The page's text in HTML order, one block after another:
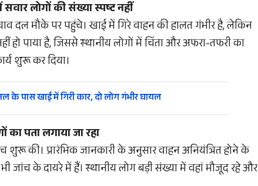
लोगों की संख्या स्पष्ट नहीं
दल मौके पर पहुंचे। खाई में गिरे वाहन की हालत गंभीर है, लेकिन
हो पाया है, जिससे स्थानीय लोगों में चिंता और अफरा-तफरी का
शुरू कर दिया।
पास खाई में गिरी कार, दो लोग गंभीर घायल
पता लगाया जा रहा
की। प्रारंभिक जानकारी के अनुसार वाहन अनियंत्रित होने के
जांच के दायरे में हैं। स्थानीय लोग बड़ी संख्या में वहां मौजूद रहे और